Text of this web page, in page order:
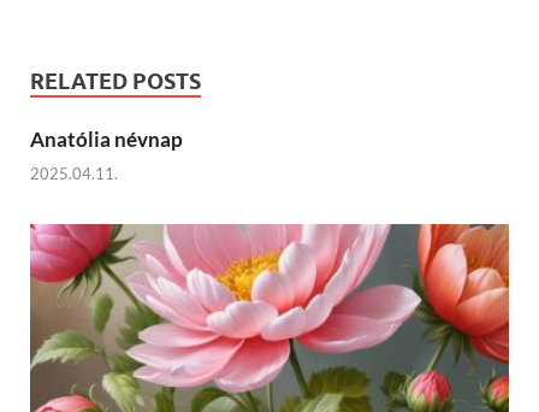
RELATED POSTS
Anatólia névnap
2025.04.11.